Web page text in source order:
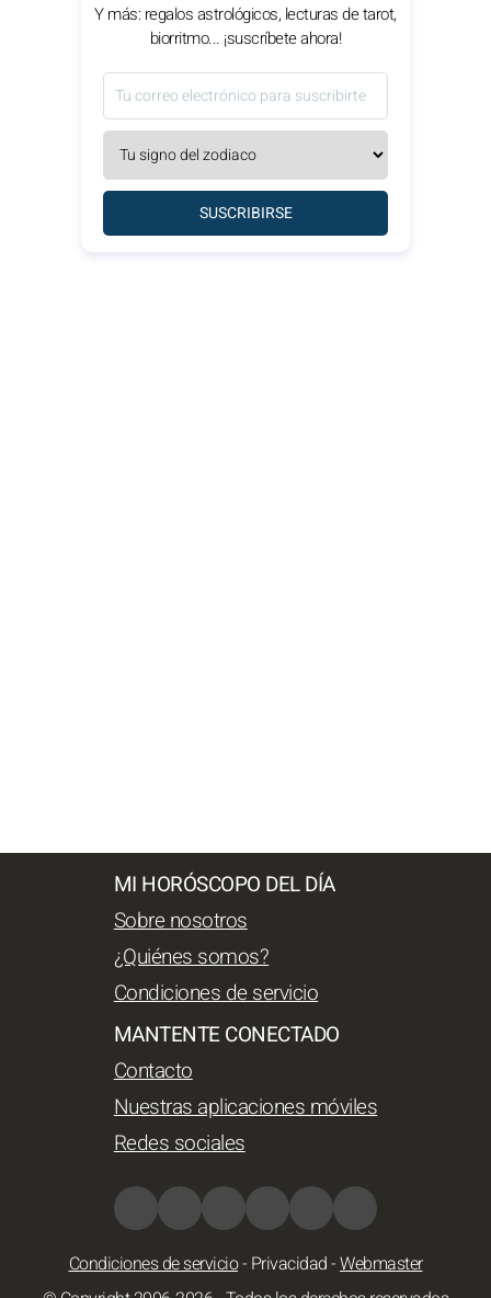
Y más: regalos astrológicos, lecturas de tarot,
biorritmo... ¡suscríbete ahora!
SUSCRIBIRSE
MI HORÓSCOPO DEL DÍA
Sobre nosotros
¿Quiénes somos?
Condiciones de servicio
MANTENTE CONECTADO
Contacto
Nuestras aplicaciones móviles
Redes sociales
Condiciones de servicio- Privacidad-Webmaster